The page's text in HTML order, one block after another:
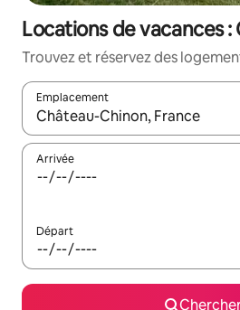
Locations de vacances
Trouvez et réservez des
Emplacement
Quand les résultats sont affichés,
Arrivée
Départ